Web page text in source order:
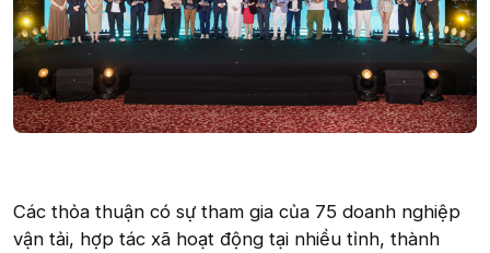
Các thỏa thuận có sự tham gia của 75 doanh nghiệp
vận tải, hợp tác xã hoạt động tại nhiều tỉnh, thành